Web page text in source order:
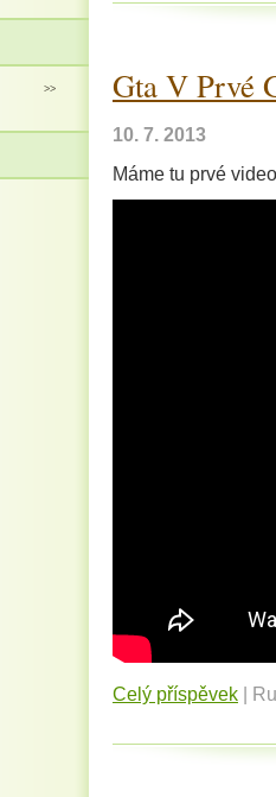
>> Gta V Prvé
10. 7. 2013
Máme tu prvé
Celý příspěvek